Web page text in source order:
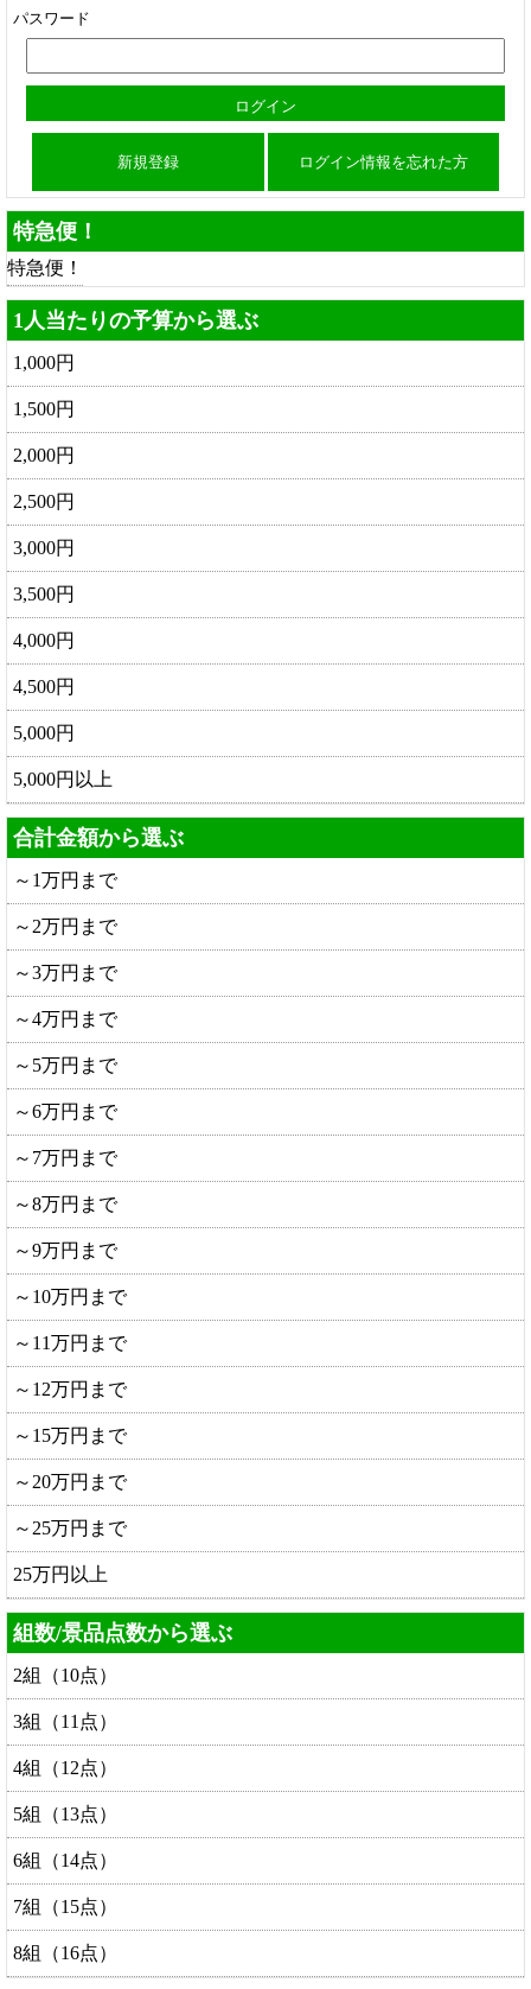
パスワード
新規登録 ログイン情報を忘れた方
特急便！
特急便！
1人当たりの予算から選ぶ
1,000円
1,500円
2,000円
2,500円
3,000円
3,500円
4,000円
4,500円
5,000円
5,000円以上
合計金額から選ぶ
～1万円まで
～2万円まで
～3万円まで
～4万円まで
～5万円まで
～6万円まで
～7万円まで
～8万円まで
～9万円まで
～10万円まで
～11万円まで
～12万円まで
～15万円まで
～20万円まで
～25万円まで
25万円以上
組数/景品点数から選ぶ
2組（10点）
3組（11点）
4組（12点）
5組（13点）
6組（14点）
7組（15点）
8組（16点）